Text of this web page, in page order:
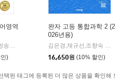
영역
사
)
완자 고등 통합과학 2 (2
026년용)
김은경,채규선,조향숙 등저
16,650원 (10% 할인)
택된 태그에 등록된 더 많은 상품을 확인해